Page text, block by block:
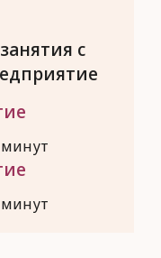
с
минут
минут